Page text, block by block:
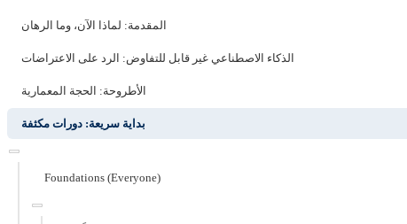
المقدمة: لماذا الآن، وما الرهان
الذكاء الاصطناعي غير قابل للتفاوض: الرد على الاعتراضات
الأطروحة: الحجة المعمارية
بداية سريعة: دورات مكثفة
Foundations (Everyone)